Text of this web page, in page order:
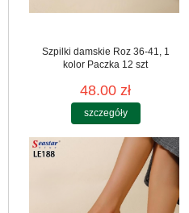
Szpilki damskie Roz 36-41, 1
kolor Paczka 12 szt
48.00 zł
szczegóły